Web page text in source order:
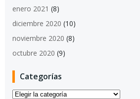
enero 2021 (8)
diciembre 2020 (10)
noviembre 2020 (8)
octubre 2020 (9)
Categorías
Categorías